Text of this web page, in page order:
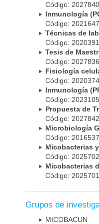
Código:
Inmunología
Código:
Técnicas de
Código:
Tesis de
Código:
Fisiología
Código:
Inmunología
Código:
Propuesta de
Código:
Microbiología
Código:
Micobacterias
Código:
Micobacterias
Código:
Grupos de
MICOBAC­UN